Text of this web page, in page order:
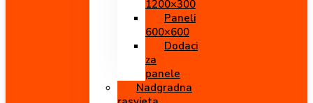
1200×300
Paneli
600×600
Dodaci
za
panele
Nadgradna